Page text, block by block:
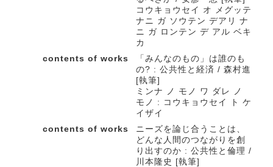
コウキョウセイ オ メグッテ
ナニ ガ ソウテン デアリ ナ
ニ ガ ロンテン デ アル ベキ
カ
contents of works
「みんなのもの」は誰のも
の? : 公共性と経済 / 森村進
[執筆]
ミンナ ノ モノ ワ ダレ ノ
モノ : コウキョウセイ ト ケ
イザイ
contents of works
ニーズを論じ合うことは、
どんな人間のつながりを創
り出すのか : 公共性と倫理 /
川本隆史 [執筆]